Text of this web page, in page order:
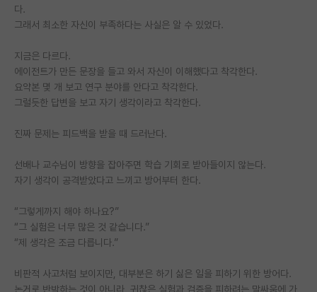
다.
그래서 최소한 자신이 부족하다는 사실은 알 수 있었다.
지금은 다르다.
에이전트가 만든 문장을 들고 와서 자신이 이해했다고 착각한다.
요약본 몇 개 보고 연구 분야를 안다고 착각한다.
그럴듯한 답변을 보고 자기 생각이라고 착각한다.
진짜 문제는 피드백을 받을 때 드러난다.
선배나 교수님이 방향을 잡아주면 학습 기회로 받아들이지 않는다.
자기 생각이 공격받았다고 느끼고 방어부터 한다.
“그렇게까지 해야 하나요?”
“그 실험은 너무 많은 것 같습니다.”
“제 생각은 조금 다릅니다.”
비판적 사고처럼 보이지만, 대부분은 하기 싫은 일을 피하기 위한 방어다.
논거로 반박하는 것이 아니라, 귀찮은 실험과 검증을 피하려는 말싸움에 가